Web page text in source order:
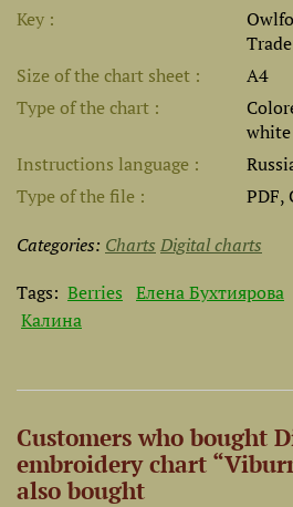
Key
Size of the chart sheet
A4
Type of the chart
Instructions language
Type of the file
PDF,
Categories: Charts Digital charts
Tags: Berries Елена Бухтиярова
Калина
Customers who bought
embroidery chart
also bought